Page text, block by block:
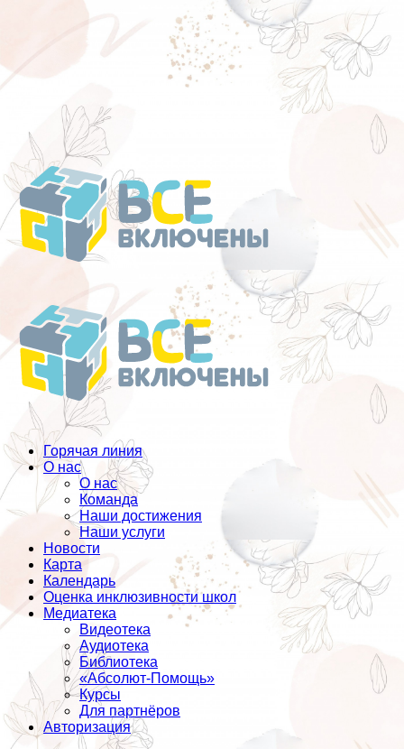
Перейти
к
содержанию
Горячая линия
О нас
О нас
Команда
Наши достижения
Наши услуги
Новости
Карта
Календарь
Оценка инклюзивности школ
Медиатека
Видеотека
Аудиотека
Библиотека
«Абсолют-Помощь»
Курсы
Для партнёров
Авторизация